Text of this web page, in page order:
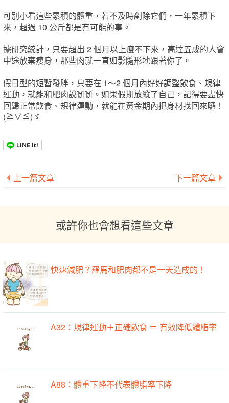
可別小看這些累積的體重，若不及時剷除它們，一年累積下
來，超過 10 公斤都是有可能的事。
據研究統計，只要超出 2 個月以上瘦不下來，高達五成的人會
中途放棄瘦身，那些肉就一直如影隨形地跟著你了。
假日型的短暫發胖，只要在 1～2 個月內好好調整飲食、規律
運動，就能和肥肉說掰掰。如果假期放縱了自己，記得要盡快
回歸正常飲食、規律運動，就能在黃金期內把身材找回來囉！
(≧∀≦)ゞ
上一篇文章 下一篇文章
或許你也會想看這些文章
快速減肥？羅馬和肥肉都不是一天造成的！
A32：規律運動＋正確飲食 ＝ 有效降低體脂率
A88：體重下降不代表體脂率下降